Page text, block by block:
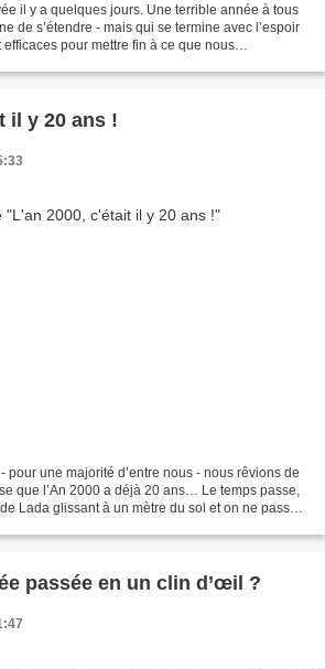
il y a quelques jours. Une terrible année à tous
de s’étendre - mais qui se termine avec l’espoir
pour mettre fin à ce que nous
il y 20 ans !
pour une majorité d’entre nous - nous rêvions de
que l’An 2000 a déjà 20 ans… Le temps passe,
Lada glissant à un mètre du sol et on ne passe
passée en un clin d’œil ?